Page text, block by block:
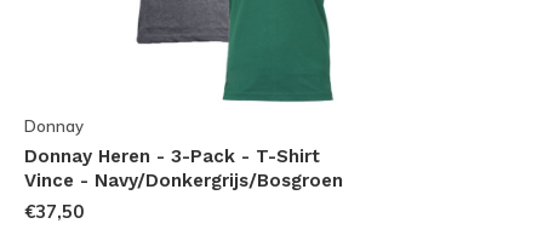
Donnay
Donnay Heren - 3-Pack - T-Shirt
Vince - Navy/Donkergrijs/Bosgroen
€37,50